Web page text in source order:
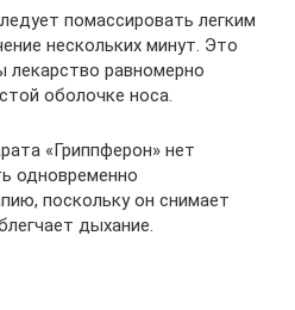
помассировать легким
нескольких минут. Это
лекарство равномерно
оболочке носа.
«Гриппферон» нет
одновременно
поскольку он снимает
дыхание.